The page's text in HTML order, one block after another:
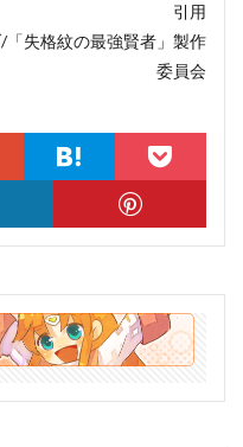
引用
失格紋の最強賢者」製作
委員会